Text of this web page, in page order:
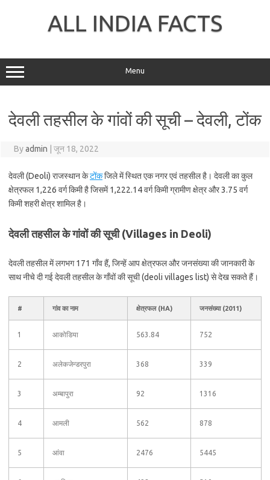
ALL INDIA FACTS
Menu
देवली तहसील के गांवों की सूची – देवली, टोंक
Byadmin जून 18, 2022
देवली (Deoli) राजस्थान केटोंकजिले में स्थित एक नगर एवं तहसील है। देवली का कुल
क्षेत्रफल 1,226 वर्ग किमी है जिसमें 1,222.14 वर्ग किमी ग्रामीण क्षेत्र और 3.75 वर्ग
किमी शहरी क्षेत्र शामिल है।
देवली तहसील के गांवों की सूची (Villages in Deoli)
देवली तहसील में लगभग 171 गाँव हैं, जिन्हें आप क्षेत्रफल और जनसंख्या की जानकारी के
साथ नीचे दी गई देवली तहसील के गाँवों की सूची (deoli villages list) से देख सकते हैं।
# गांव का नाम क्षेत्रफल (HA) जनसंख्या (2011)
1 आकोडिया 563.84 752
2 अलेकजेन्डरपुरा 368 339
3 अम्बापुरा 92 1316
4 आमली 562 878
5 आंवा 2476 5445